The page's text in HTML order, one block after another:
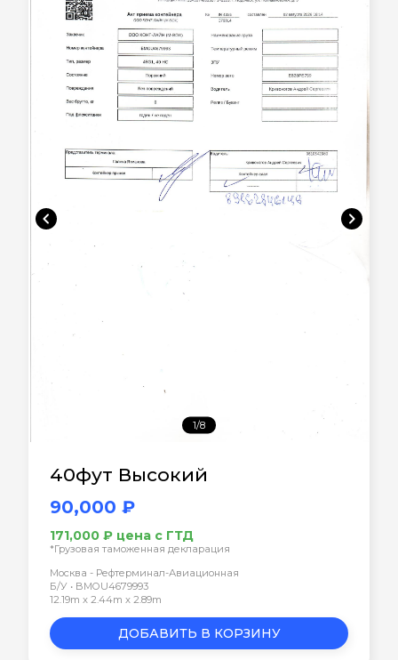
chevron_left chevron_right
1/8
40фут Высокий
90,000 ₽
171,000 ₽ цена с ГТД
*Грузовая таможенная декларация
Москва - Рефтерминал-Авиационная
Б/У • BMOU4679993
12.19m x 2.44m x 2.89m
ДОБАВИТЬ В КОРЗИНУ